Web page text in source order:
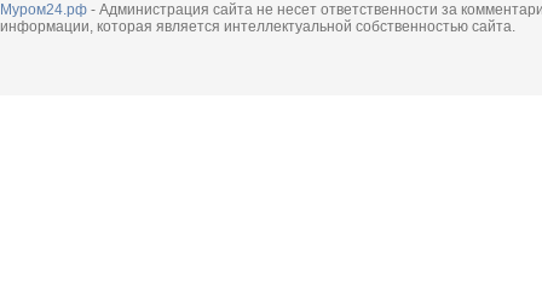
Муром24.рф - Администрация сайта не несет ответственности за
информации, которая является интеллектуальной собственностью сайта.